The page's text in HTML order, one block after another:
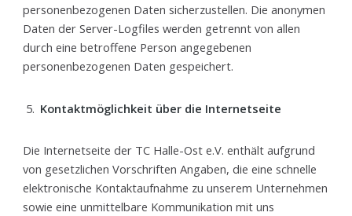
personenbezogenen Daten sicherzustellen. Die anonymen
Daten der Server-Logfiles werden getrennt von allen
durch eine betroffene Person angegebenen
personenbezogenen Daten gespeichert.
Kontaktmöglichkeit über die Internetseite
Die Internetseite der TC Halle-Ost e.V. enthält aufgrund
von gesetzlichen Vorschriften Angaben, die eine schnelle
elektronische Kontaktaufnahme zu unserem Unternehmen
sowie eine unmittelbare Kommunikation mit uns